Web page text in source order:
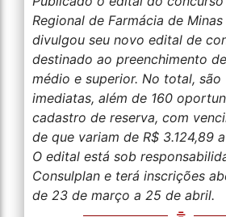
Regional de Farmácia de Minas
divulgou seu novo edital de
destinado ao preenchimento
médio e superior. No total, são
imediatas, além de 160
cadastro de reserva, com
de que variam de R$ 3.124,89
O edital está sob
Consulplan e terá inscrições
de 23 de março a 25 de abril.